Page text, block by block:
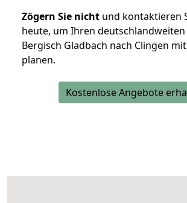
Zögern Sie nicht und kontaktieren
heute, um Ihren
Bergisch Gladbach nach Clingen
planen.
Kostenlose Angebote